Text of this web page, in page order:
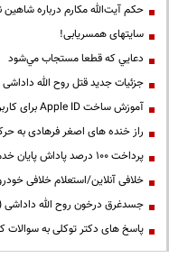
حكم آيت‌الله مكارم درباره
سایتهای همسریابی!
دعايي كه قطعا مستجاب مي‌شود
جزئیات جدید قتل روح الله داداشی
آموزش ساخت Apple ID برای کاربران ایرانی
راز خنده های اصغر فرهادی به
پرداخت ۱۰۰ درصد پاداش پایان خدمت فرهنگیان
خلافی آنلاین/استعلام خلافی
جسدغرق درخون روح الله
پاسخ های دکتر توکلی به سوالات